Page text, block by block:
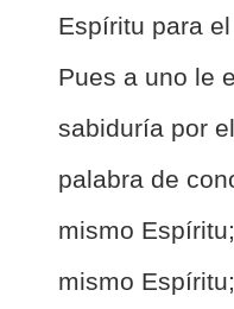
Espíritu para
Pues a uno le
sabiduría por
palabra de
mismo Espíritu;
mismo